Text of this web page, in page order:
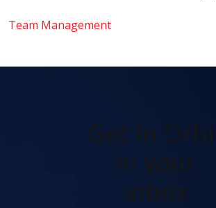
Team Management
Get In Orbit
in your
inbox